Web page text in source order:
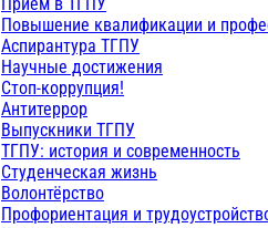
Прием в ТГПУ
Повышение квалификации и
Аспирантура ТГПУ
Научные достижения
Стоп-коррупция!
Антитеррор
Выпускники ТГПУ
ТГПУ: история и современность
Студенческая жизнь
Волонтёрство
Профориентация и